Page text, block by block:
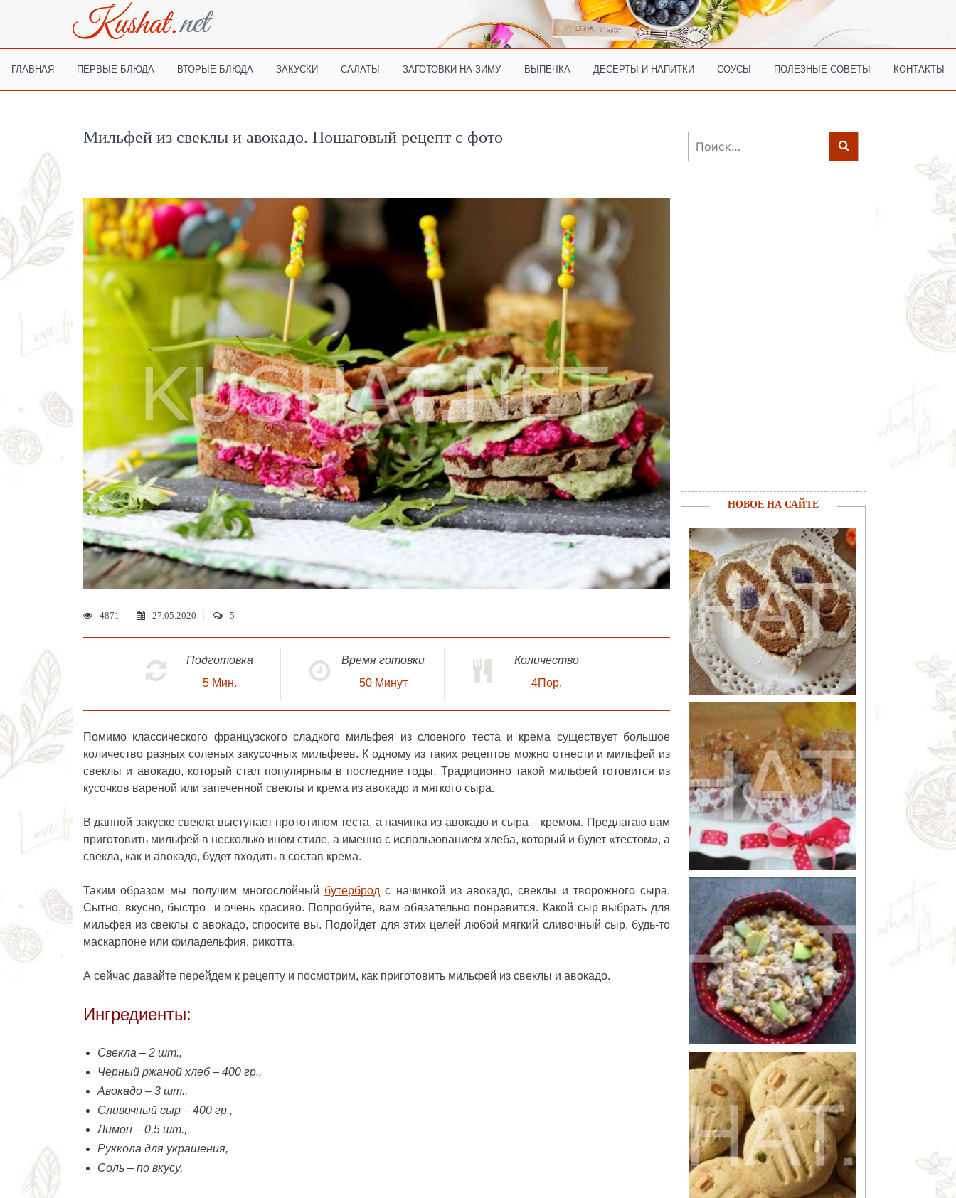
ГЛАВНАЯ ПЕРВЫЕ БЛЮДА ВТОРЫЕ БЛЮДА ЗАКУСКИ САЛАТЫ ЗАГОТОВКИ НА ЗИМУ ВЫПЕЧКА ДЕСЕРТЫ И НАПИТКИ СОУСЫ ПОЛЕЗНЫЕ СОВЕТЫ КОНТАКТЫ
Мильфей из свеклы и авокадо. Пошаговый рецепт с фото
4871 27.05.2020 5
Подготовка
5 Мин.
Время готовки
50 Минут
Количество
4Пор.
Помимо классического французского сладкого мильфея из слоеного теста и крема существует большое
количество разных соленых закусочных мильфеев. К одному из таких рецептов можно отнести и мильфей из
свеклы и авокадо, который стал популярным в последние годы. Традиционно такой мильфей готовится из
кусочков вареной или запеченной свеклы и крема из авокадо и мягкого сыра.
В данной закуске свекла выступает прототипом теста, а начинка из авокадо и сыра – кремом. Предлагаю вам
приготовить мильфей в несколько ином стиле, а именно с использованием хлеба, который и будет «тестом», а
свекла, как и авокадо, будет входить в состав крема.
Таким образом мы получим многослойный бутерброд с начинкой из авокадо, свеклы и творожного сыра.
Сытно, вкусно, быстро и очень красиво. Попробуйте, вам обязательно понравится. Какой сыр выбрать для
мильфея из свеклы с авокадо, спросите вы. Подойдет для этих целей любой мягкий сливочный сыр, будь-то
маскарпоне или филадельфия, рикотта.
А сейчас давайте перейдем к рецепту и посмотрим, как приготовить мильфей из свеклы и авокадо.
Ингредиенты:
Свекла – 2 шт.,
Черный ржаной хлеб – 400 гр.,
Авокадо – 3 шт.,
Сливочный сыр – 400 гр.,
Лимон – 0,5 шт.,
Руккола для украшения,
Соль – по вкусу,
Найти:
НОВОЕ НА САЙТЕ